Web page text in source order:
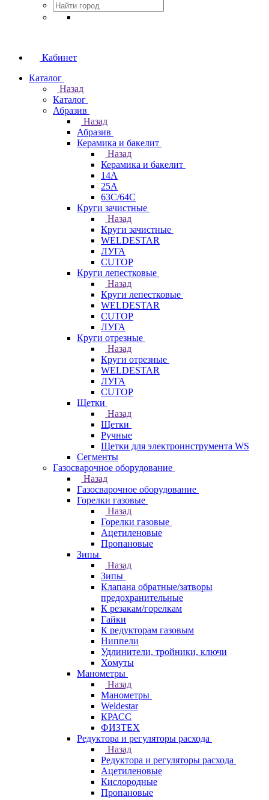
Кабинет
Каталог
Назад
Каталог
Абразив
Назад
Абразив
Керамика и бакелит
Назад
Керамика и бакелит
14А
25А
63С/64С
Круги зачистные
Назад
Круги зачистные
WELDESTAR
ЛУГА
CUTOP
Круги лепестковые
Назад
Круги лепестковые
WELDESTAR
CUTOP
ЛУГА
Круги отрезные
Назад
Круги отрезные
WELDESTAR
ЛУГА
CUTOP
Щетки
Назад
Щетки
Ручные
Щетки для электроинструмента WS
Сегменты
Газосварочное оборудование
Назад
Газосварочное оборудование
Горелки газовые
Назад
Горелки газовые
Ацетиленовые
Пропановые
Зипы
Назад
Зипы
Клапана обратные/затворы
предохранительные
К резакам/горелкам
Гайки
К редукторам газовым
Ниппели
Удлинители, тройники, ключи
Хомуты
Манометры
Назад
Манометры
Weldestar
КРАСС
ФИЗТЕХ
Редуктора и регуляторы расхода
Назад
Редуктора и регуляторы расхода
Ацетиленовые
Кислородные
Пропановые